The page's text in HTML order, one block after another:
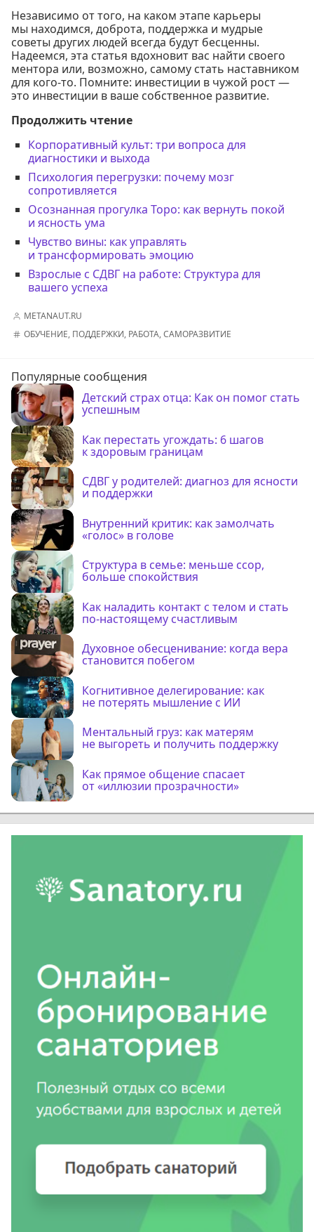
Независимо от того, на каком этапе карьеры
мы находимся, доброта, поддержка и мудрые
советы других людей всегда будут бесценны.
Надеемся, эта статья вдохновит вас найти своего
ментора или, возможно, самому стать наставником
для кого-то. Помните: инвестиции в чужой рост —
это инвестиции в ваше собственное развитие.
Продолжить чтение
Корпоративный культ: три вопроса для
диагностики и выхода
Психология перегрузки: почему мозг
сопротивляется
Осознанная прогулка Торо: как вернуть покой
и ясность ума
Чувство вины: как управлять
и трансформировать эмоцию
Взрослые с СДВГ на работе: Структура для
вашего успеха
METANAUT.RU
ОБУЧЕНИЕ, ПОДДЕРЖКИ, РАБОТА,САМОРАЗВИТИЕ
Популярные сообщения
Детский страх отца: Как он помог стать
успешным
Как перестать угождать: 6 шагов
к здоровым границам
СДВГ у родителей: диагноз для ясности
и поддержки
Внутренний критик: как замолчать
«голос» в голове
Структура в семье: меньше ссор,
больше спокойствия
Как наладить контакт с телом и стать
по-настоящему счастливым
Духовное обесценивание: когда вера
становится побегом
Когнитивное делегирование: как
не потерять мышление с ИИ
Ментальный груз: как матерям
не выгореть и получить поддержку
Как прямое общение спасает
от «иллюзии прозрачности»